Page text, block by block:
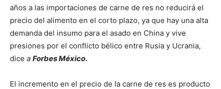
años a las importaciones de carne de res no reducirá el
precio del alimento en el corto plazo, ya que hay una alta
demanda del insumo para el asado en China y vive
presiones por el conflicto bélico entre Rusia y Ucrania,
dice a Forbes México.
El incremento en el precio de la carne de res es producto